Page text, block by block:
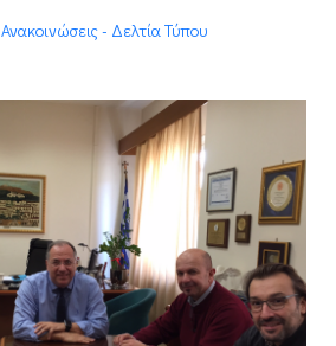
Ανακοινώσεις - Δελτία Τύπου